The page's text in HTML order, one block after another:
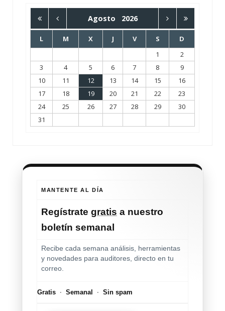
Agosto 2026
L M X J V S
D
1
2
3
4 5 6 7 8
9
10
11 12 13 14 15
16
17
18 19 20 21 22
23
24
25 26 27 28 29
30
31
MANTENTE AL DÍA
Regístrate gratis a nuestro
boletín semanal
Recibe cada semana análisis, herramientas
y novedades para auditores, directo en tu
correo.
Gratis · Semanal · Sin spam